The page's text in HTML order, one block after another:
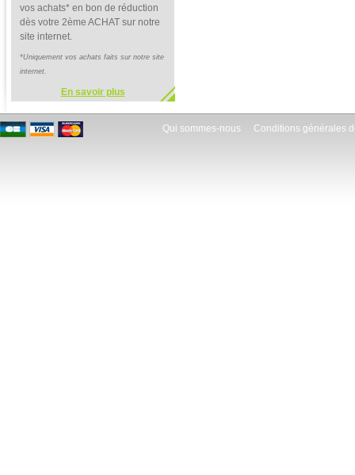
vos achats* en bon de réduction
dès votre 2ème ACHAT sur notre
site internet.
*Uniquement vos achats faits sur notre site
internet.
En savoir plus
Qui sommes-nous Conditions générales